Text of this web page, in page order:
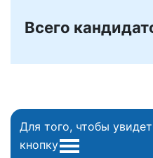
Всего
Для того, чтобы
кнопку